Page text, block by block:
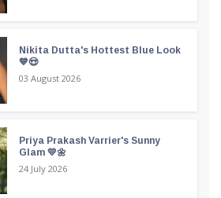
Nikita Dutta's Hottest Blue Look
💙😍
03 August 2026
Priya Prakash Varrier's Sunny
Glam 💛🌼
24 July 2026